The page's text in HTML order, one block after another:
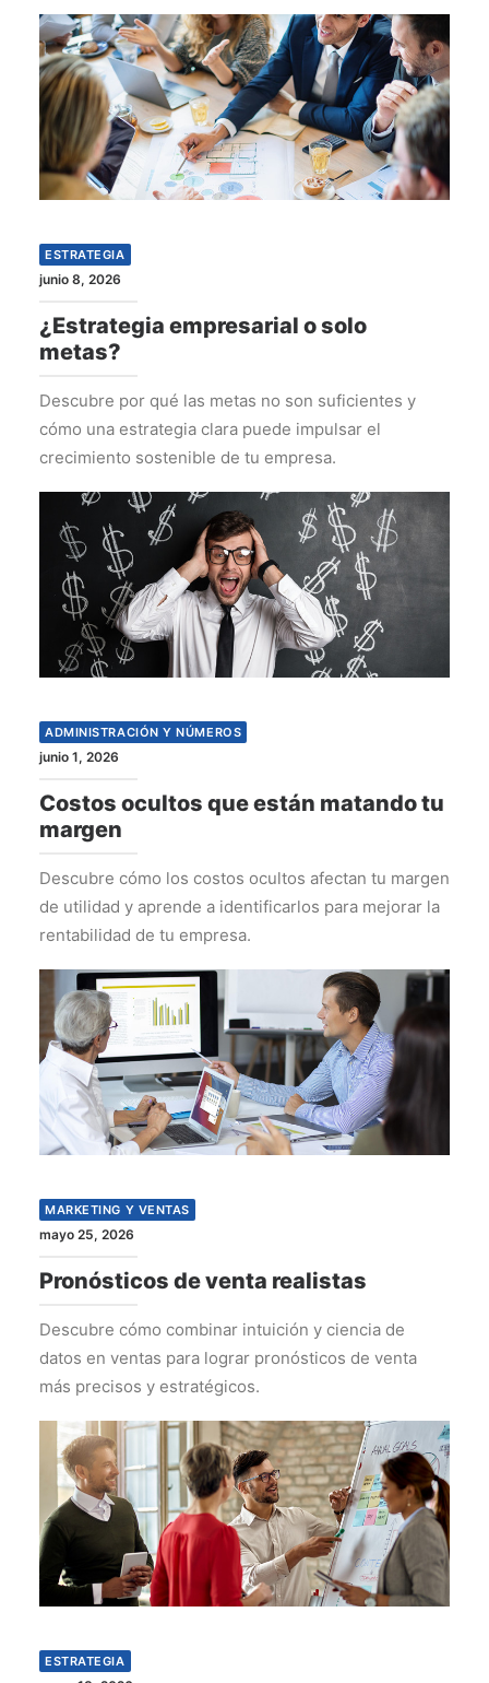
ESTRATEGIA
junio 8, 2026
¿Estrategia empresarial o solo
metas?
Descubre por qué las metas no son suficientes y
cómo una estrategia clara puede impulsar el
crecimiento sostenible de tu empresa.
ADMINISTRACIÓN Y NÚMEROS
junio 1, 2026
Costos ocultos que están matando tu
margen
Descubre cómo los costos ocultos afectan tu margen
de utilidad y aprende a identificarlos para mejorar la
rentabilidad de tu empresa.
MARKETING Y VENTAS
mayo 25, 2026
Pronósticos de venta realistas
Descubre cómo combinar intuición y ciencia de
datos en ventas para lograr pronósticos de venta
más precisos y estratégicos.
ESTRATEGIA